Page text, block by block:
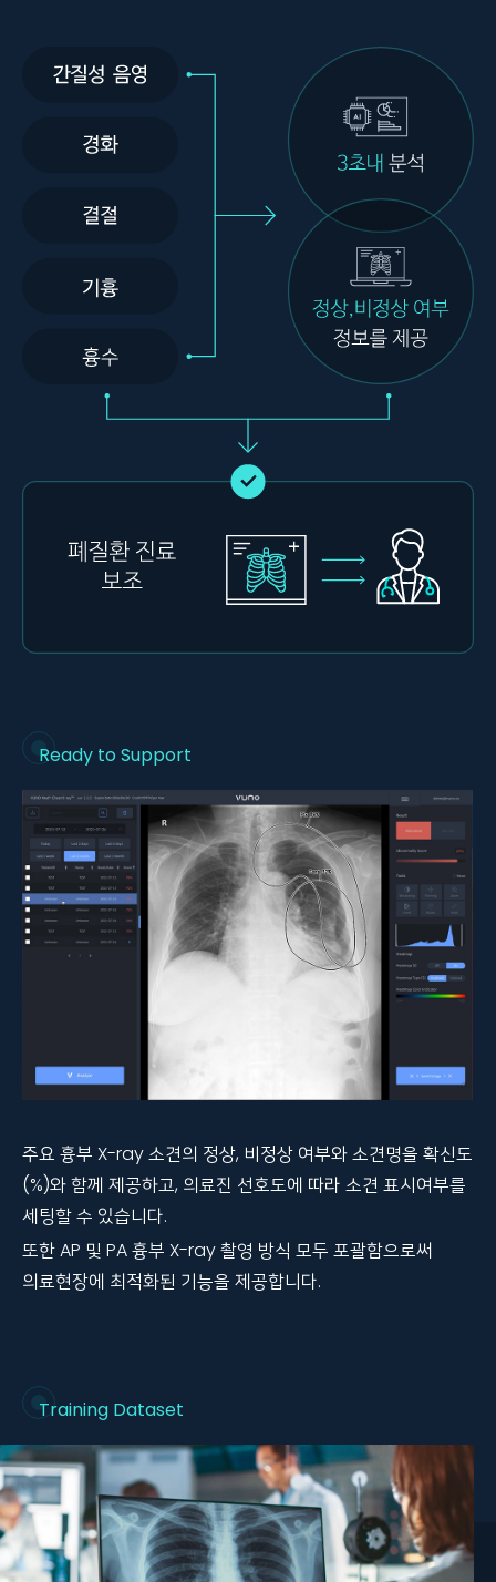
Ready to Support
주요 흉부 X-ray 소견의 정상, 비정상 여부와 소견명을 확신도
(%)와 함께 제공하고, 의료진 선호도에 따라 소견 표시여부를
세팅할 수 있습니다.
또한 AP 및 PA 흉부 X-ray 촬영 방식 모두 포괄함으로써
의료현장에 최적화된 기능을 제공합니다.
Training Dataset